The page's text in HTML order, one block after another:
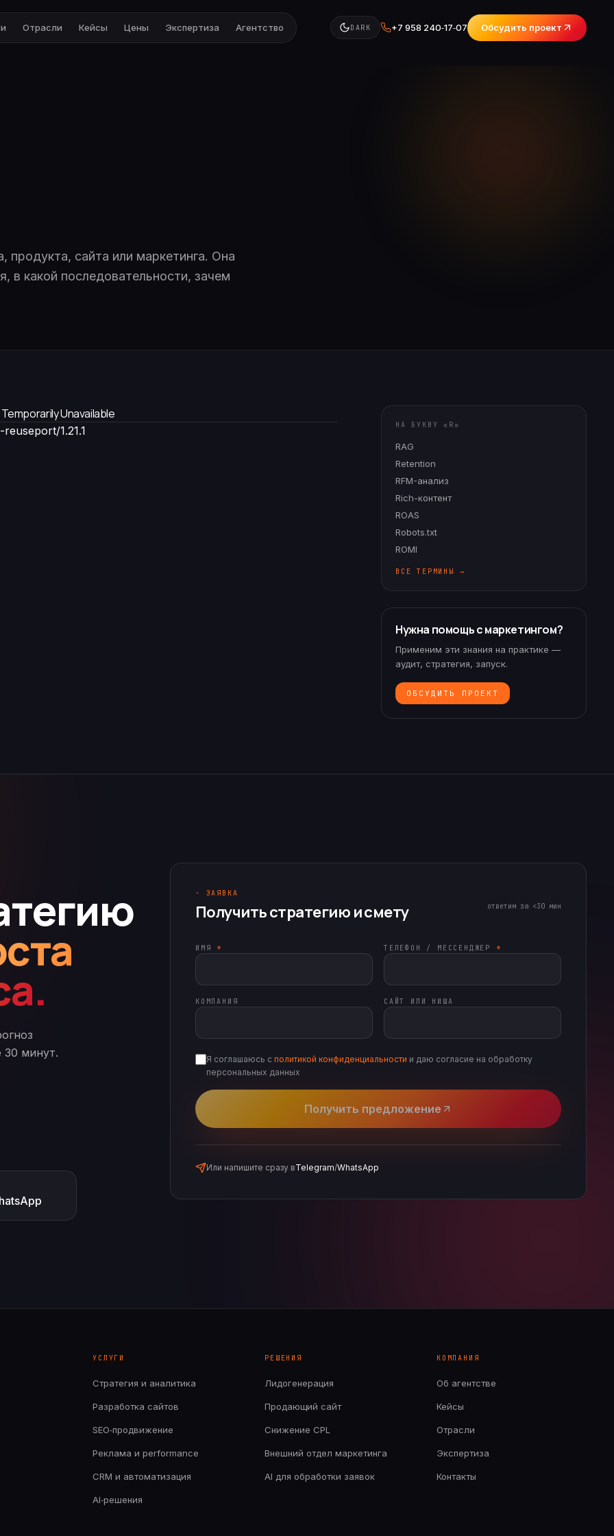
Отрасли Кейсы Цены Экспертиза Агентство DARK +7 958 240‑17‑07 Обсудить проект
сайта или маркетинга. Она
в какой последовательности, зачем
Unavailable
1.21.1 НА БУКВУ « R»
RAG
Retention
RFM-анализ
Rich-контент
ROAS
Robots.txt
ROMI
ВСЕ ТЕРМИНЫ →
Нужна помощь с маркетингом?
Применим эти знания на практике —
аудит, стратегия, запуск.
ОБСУДИТЬ ПРОЕКТ
30 минут.
· ЗАЯВКА
Получить стратегию и смету ответим за <30 мин
ИМЯ * ТЕЛЕФОН / МЕССЕНДЖЕР *
КОМПАНИЯ САЙТ ИЛИ НИША
Я соглашаюсь с политикой конфиденциальности и даю согласие на обработку
персональных данных
Получить предложение
Или напишите сразу вTelegram/WhatsApp
УСЛУГИ
Стратегия и аналитика
Разработка сайтов
SEO‑продвижение
Реклама и performance
CRM и автоматизация
AI‑решения
РЕШЕНИЯ
Лидогенерация
Продающий сайт
Снижение CPL
Внешний отдел маркетинга
AI для обработки заявок
КОМПАНИЯ
Об агентстве
Кейсы
Отрасли
Экспертиза
Контакты